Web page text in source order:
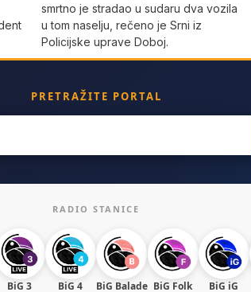
smrtno je stradao u sudaru dva vozila
u tom naselju, rečeno je Srni iz
Policijske uprave Doboj.
PRETRAŽITE PORTAL
RADIO STANICE
BiG 3 BiG 4 BiG Balade BiG Folk BiG iG